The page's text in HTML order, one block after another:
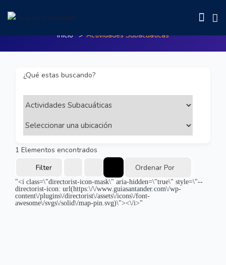
Actividades Subacuáticas
Inicio Actividades Subacuáticas
¿Qué estas buscando?
1 Elementos encontrados
Filter
Ordenar Por